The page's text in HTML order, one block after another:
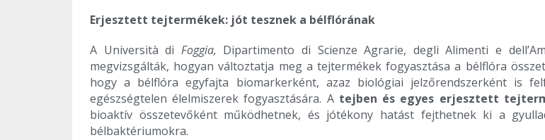
Erjesztett tejtermékek: jót tesznek a bélflórának
A Università di Foggia, Dipartimento di Scienze Agrarie, degli Alimenti e
megvizsgálták, hogyan változtatja meg a tejtermékek fogyasztása a bélflóra
hogy a bélflóra egyfajta biomarkerként, azaz biológiai jelzőrendszerként is
egészségtelen élelmiszerek fogyasztására. A tejben és egyes erjesztett
bioaktív összetevőként működhetnek, és jótékony hatást fejthetnek ki a
bélbaktériumokra.